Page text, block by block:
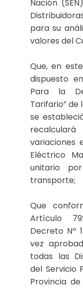
Nación
para su
valores del
Que, en
dispuesto
Para la
Tarifario” de
se
variaciones
Eléctrico
unitario
transporte;
Que
Artículo
Decreto Nº
vez
todas las
del Servicio
Provincia